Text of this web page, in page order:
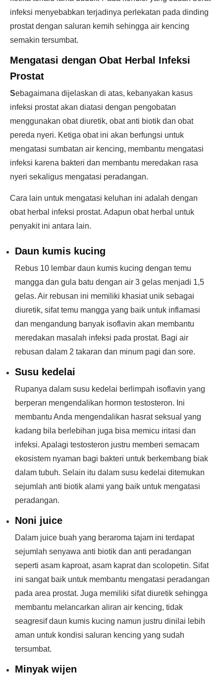
infeksi menyebabkan terjadinya perlekatan pada dinding
prostat dengan saluran kemih sehingga air kencing
semakin tersumbat.
Mengatasi dengan Obat Herbal Infeksi
Prostat
Sebagaimana dijelaskan di atas, kebanyakan kasus
infeksi prostat akan diatasi dengan pengobatan
menggunakan obat diuretik, obat anti biotik dan obat
pereda nyeri. Ketiga obat ini akan berfungsi untuk
mengatasi sumbatan air kencing, membantu mengatasi
infeksi karena bakteri dan membantu meredakan rasa
nyeri sekaligus mengatasi peradangan.
Cara lain untuk mengatasi keluhan ini adalah dengan
obat herbal infeksi prostat. Adapun obat herbal untuk
penyakit ini antara lain.
Daun kumis kucing
Rebus 10 lembar daun kumis kucing dengan temu
mangga dan gula batu dengan air 3 gelas menjadi 1,5
gelas. Air rebusan ini memiliki khasiat unik sebagai
diuretik, sifat temu mangga yang baik untuk inflamasi
dan mengandung banyak isoflavin akan membantu
meredakan masalah infeksi pada prostat. Bagi air
rebusan dalam 2 takaran dan minum pagi dan sore.
Susu kedelai
Rupanya dalam susu kedelai berlimpah isoflavin yang
berperan mengendalikan hormon testosteron. Ini
membantu Anda mengendalikan hasrat seksual yang
kadang bila berlebihan juga bisa memicu iritasi dan
infeksi. Apalagi testosteron justru memberi semacam
ekosistem nyaman bagi bakteri untuk berkembang biak
dalam tubuh. Selain itu dalam susu kedelai ditemukan
sejumlah anti biotik alami yang baik untuk mengatasi
peradangan.
Noni juice
Dalam juice buah yang beraroma tajam ini terdapat
sejumlah senyawa anti biotik dan anti peradangan
seperti asam kaproat, asam kaprat dan scolopetin. Sifat
ini sangat baik untuk membantu mengatasi peradangan
pada area prostat. Juga memiliki sifat diuretik sehingga
membantu melancarkan aliran air kencing, tidak
seagresif daun kumis kucing namun justru dinilai lebih
aman untuk kondisi saluran kencing yang sudah
tersumbat.
Minyak wijen